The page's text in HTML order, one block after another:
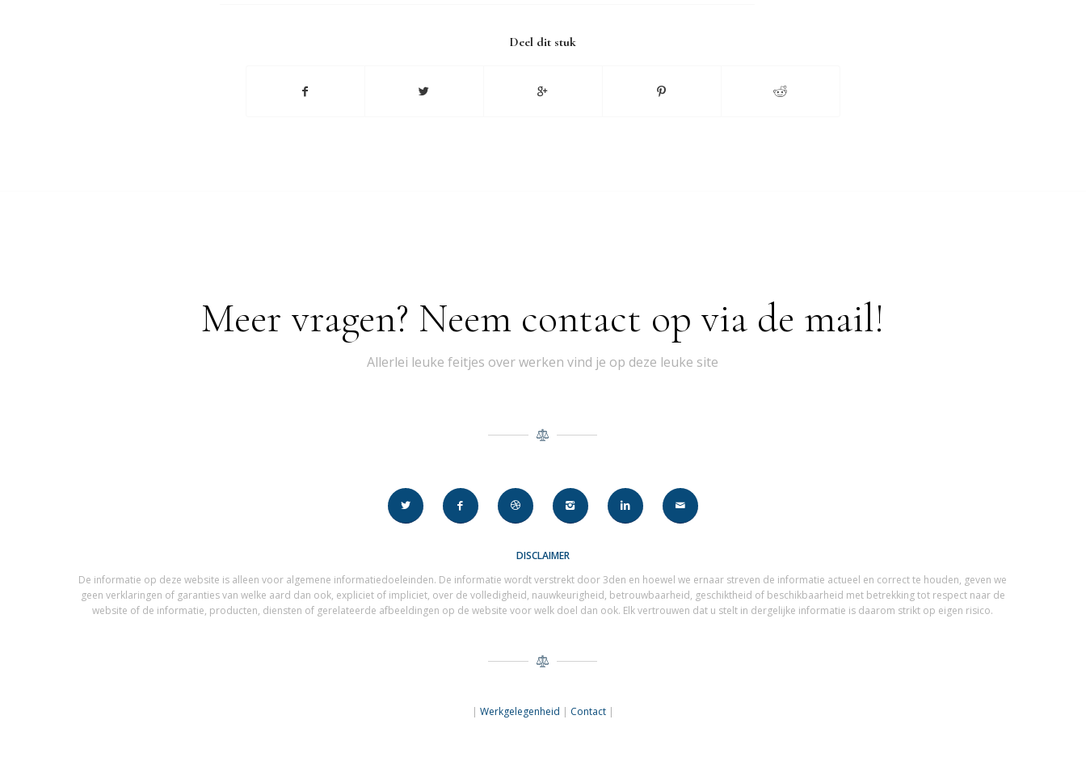
Deel dit stuk
Meer vragen? Neem contact op via de mail!
Allerlei leuke feitjes over werken vind je op deze leuke site
DISCLAIMER
De informatie op deze website is alleen voor algemene informatiedoeleinden. De informatie wordt verstrekt door 3den en hoewel we ernaar streven de informatie actueel en correct te houden, geven we
geen verklaringen of garanties van welke aard dan ook, expliciet of impliciet, over de volledigheid, nauwkeurigheid, betrouwbaarheid, geschiktheid of beschikbaarheid met betrekking tot respect naar de
website of de informatie, producten, diensten of gerelateerde afbeeldingen op de website voor welk doel dan ook. Elk vertrouwen dat u stelt in dergelijke informatie is daarom strikt op eigen risico.
| Werkgelegenheid | Contact|